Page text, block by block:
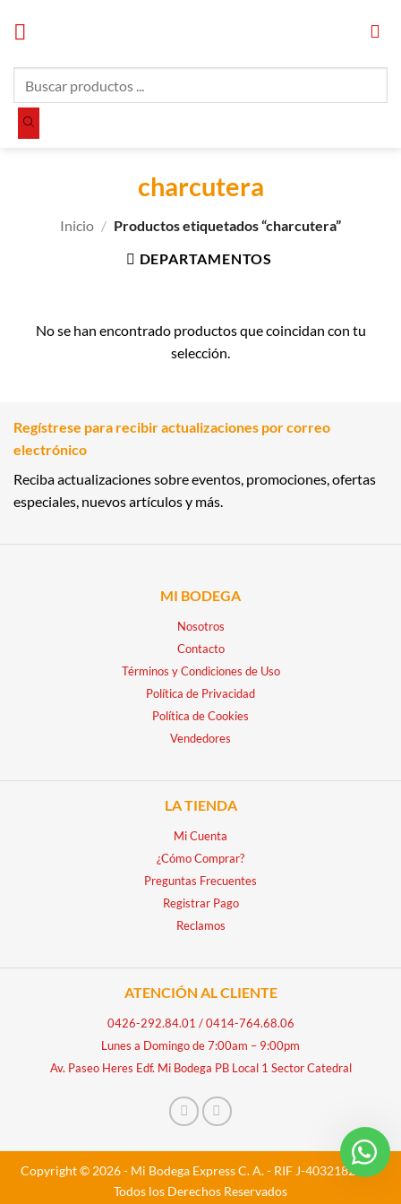
productos
charcutera
Inicio / Productos etiquetados “charcutera”
DEPARTAMENTOS
No se han encontrado productos que coincidan con tu
selección.
Regístrese para recibir actualizaciones por correo
electrónico
Reciba actualizaciones sobre eventos, promociones, ofertas
especiales, nuevos artículos y más.
MI BODEGA
Nosotros
Contacto
Términos y Condiciones de Uso
Política de Privacidad
Política de Cookies
Vendedores
LA TIENDA
Mi Cuenta
¿Cómo Comprar?
Preguntas Frecuentes
Registrar Pago
Reclamos
ATENCIÓN AL CLIENTE
0426-292.84.01 /0414-764.68.06
Lunes a Domingo de 7:00am – 9:00pm
Av. Paseo Heres Edf. Mi Bodega PB Local 1 Sector Catedral
Copyright © 2026 - Mi Bodega Express C. A. - RIF J-40321828-5 -
Todos los Derechos Reservados